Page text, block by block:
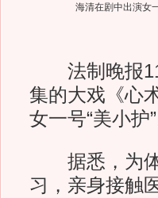
海清在剧中出演女一
法制晚报11
集的大戏《心
女一号“美小护”
据悉，为体
习，亲身接触